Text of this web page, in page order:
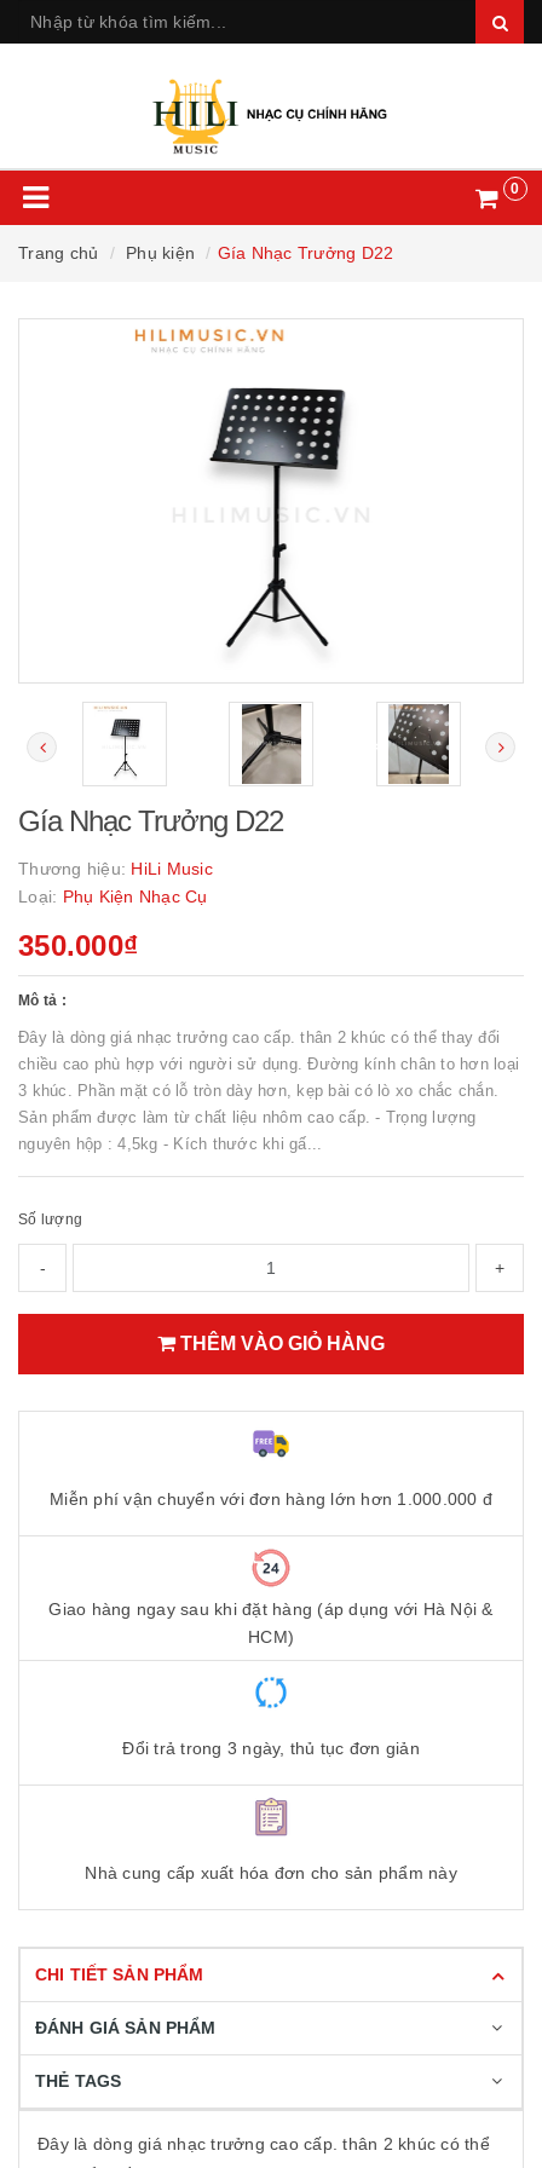
0
Trang chủ Phụ kiện Gía Nhạc Trưởng D22
Gía Nhạc Trưởng D22
Thương hiệu: HiLi Music
Loại: Phụ Kiện Nhạc Cụ
350.000₫
Mô tả :
Đây là dòng giá nhạc trưởng cao cấp. thân 2 khúc có thể thay đổi
chiều cao phù hợp với người sử dụng. Đường kính chân to hơn loại
3 khúc. Phần mặt có lỗ tròn dày hơn, kẹp bài có lò xo chắc chắn.
Sản phẩm được làm từ chất liệu nhôm cao cấp. - Trọng lượng
nguyên hộp : 4,5kg - Kích thước khi gấ...
Số lượng
- +
THÊM VÀO GIỎ HÀNG
Miễn phí vận chuyển với đơn hàng lớn hơn 1.000.000 đ
Giao hàng ngay sau khi đặt hàng (áp dụng với Hà Nội &
HCM)
Đổi trả trong 3 ngày, thủ tục đơn giản
Nhà cung cấp xuất hóa đơn cho sản phẩm này
CHI TIẾT SẢN PHẨM
ĐÁNH GIÁ SẢN PHẨM
THẺ TAGS
Đây là dòng giá nhạc trưởng cao cấp. thân 2 khúc có thể